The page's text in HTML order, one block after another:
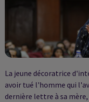
La jeune décoratrice
avoir tué l'homme qui
dernière lettre à sa